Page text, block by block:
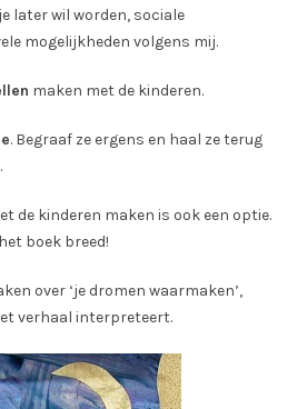
later wil worden, sociale
mogelijkheden volgens mij.
maken met de kinderen.
. Begraaf ze ergens en haal ze terug
de kinderen maken is ook een optie.
boek breed!
over ‘je dromen waarmaken’,
verhaal interpreteert.